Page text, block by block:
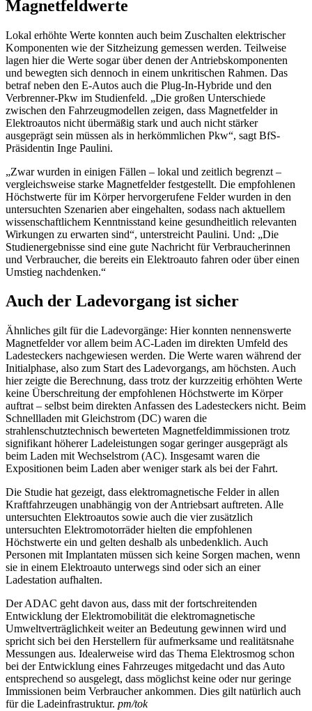
Magnetfeldwerte
Lokal erhöhte Werte konnten auch beim Zuschalten elektrischer
Komponenten wie der Sitzheizung gemessen werden. Teilweise
lagen hier die Werte sogar über denen der Antriebskomponenten
und bewegten sich dennoch in einem unkritischen Rahmen. Das
betraf neben den E-Autos auch die Plug-In-Hybride und den
Verbrenner-Pkw im Studienfeld. „Die großen Unterschiede
zwischen den Fahrzeugmodellen zeigen, dass Magnetfelder in
Elektroautos nicht übermäßig stark und auch nicht stärker
ausgeprägt sein müssen als in herkömmlichen Pkw“, sagt BfS-
Präsidentin Inge Paulini.
„Zwar wurden in einigen Fällen – lokal und zeitlich begrenzt –
vergleichsweise starke Magnetfelder festgestellt. Die empfohlenen
Höchstwerte für im Körper hervorgerufene Felder wurden in den
untersuchten Szenarien aber eingehalten, sodass nach aktuellem
wissenschaftlichem Kenntnisstand keine gesundheitlich relevanten
Wirkungen zu erwarten sind“, unterstreicht Paulini. Und: „Die
Studienergebnisse sind eine gute Nachricht für Verbraucherinnen
und Verbraucher, die bereits ein Elektroauto fahren oder über einen
Umstieg nachdenken.“
Auch der Ladevorgang ist sicher
Ähnliches gilt für die Ladevorgänge: Hier konnten nennenswerte
Magnetfelder vor allem beim AC-Laden im direkten Umfeld des
Ladesteckers nachgewiesen werden. Die Werte waren während der
Initialphase, also zum Start des Ladevorgangs, am höchsten. Auch
hier zeigte die Berechnung, dass trotz der kurzzeitig erhöhten Werte
keine Überschreitung der empfohlenen Höchstwerte im Körper
auftrat – selbst beim direkten Anfassen des Ladesteckers nicht. Beim
Schnellladen mit Gleichstrom (DC) waren die
strahlenschutztechnisch bewerteten Magnetfeldimmissionen trotz
signifikant höherer Ladeleistungen sogar geringer ausgeprägt als
beim Laden mit Wechselstrom (AC). Insgesamt waren die
Expositionen beim Laden aber weniger stark als bei der Fahrt.
Die Studie hat gezeigt, dass elektromagnetische Felder in allen
Kraftfahrzeugen unabhängig von der Antriebsart auftreten. Alle
untersuchten Elektroautos sowie auch die vier zusätzlich
untersuchten Elektromotorräder hielten die empfohlenen
Höchstwerte ein und gelten deshalb als unbedenklich. Auch
Personen mit Implantaten müssen sich keine Sorgen machen, wenn
sie in einem Elektroauto unterwegs sind oder sich an einer
Ladestation aufhalten.
Der ADAC geht davon aus, dass mit der fortschreitenden
Entwicklung der Elektromobilität die elektromagnetische
Umweltverträglichkeit weiter an Bedeutung gewinnen wird und
spricht sich bei den Herstellern für aufmerksame und realitätsnahe
Messungen aus. Idealerweise wird das Thema Elektrosmog schon
bei der Entwicklung eines Fahrzeuges mitgedacht und das Auto
entsprechend so ausgelegt, dass möglichst keine oder nur geringe
Immissionen beim Verbraucher ankommen. Dies gilt natürlich auch
für die Ladeinfrastruktur. pm/tok